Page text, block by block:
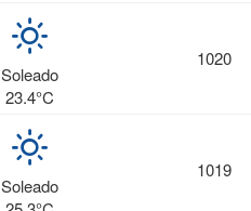
Soleado
23.4°C
1020
Soleado
1019